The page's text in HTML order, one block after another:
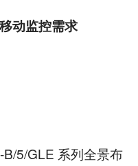
动监控需求
5/GLE 系列全景布